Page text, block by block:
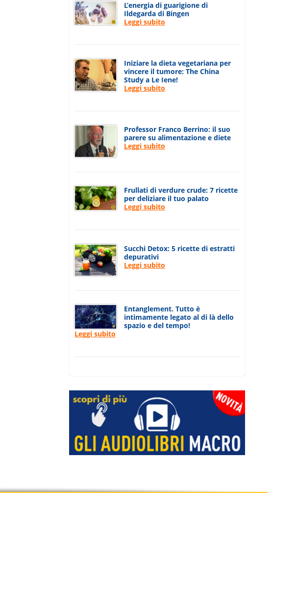
L’energia di guarigione di
Ildegarda di Bingen
Leggi subito
Iniziare la dieta vegetariana per
vincere il tumore: The China
Study a Le Iene!
Leggi subito
Professor Franco Berrino: il suo
parere su alimentazione e diete
Leggi subito
Frullati di verdure crude: 7 ricette
per deliziare il tuo palato
Leggi subito
Succhi Detox: 5 ricette di estratti
depurativi
Leggi subito
Entanglement. Tutto è
intimamente legato al di là dello
spazio e del tempo!
Leggi subito